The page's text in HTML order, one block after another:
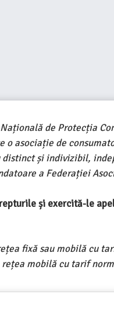
de Protecția
o asociație de
și indivizibil,
a Federației
și exercită-le
fixă sau mobilă cu
mobilă cu tarif